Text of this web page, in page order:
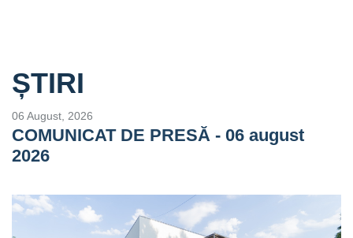
ȘTIRI
06 August, 2026
COMUNICAT DE PRESĂ - 06 august
2026